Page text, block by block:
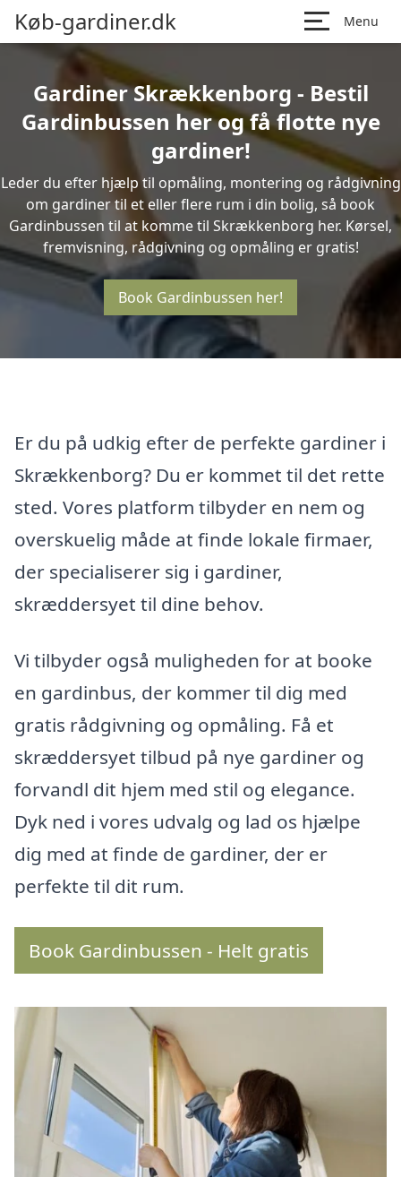
Køb-gardiner.dk Menu
Gardiner Skrækkenborg - Bestil
Gardinbussen her og få flotte nye
gardiner!
Leder du efter hjælp til opmåling, montering og rådgivning
om gardiner til et eller flere rum i din bolig, så book
Gardinbussen til at komme til Skrækkenborg her. Kørsel,
fremvisning, rådgivning og opmåling er gratis!
Book Gardinbussen her!
Er du på udkig efter de perfekte gardiner i
Skrækkenborg? Du er kommet til det rette
sted. Vores platform tilbyder en nem og
overskuelig måde at finde lokale firmaer,
der specialiserer sig i gardiner,
skræddersyet til dine behov.
Vi tilbyder også muligheden for at booke
en gardinbus, der kommer til dig med
gratis rådgivning og opmåling. Få et
skræddersyet tilbud på nye gardiner og
forvandl dit hjem med stil og elegance.
Dyk ned i vores udvalg og lad os hjælpe
dig med at finde de gardiner, der er
perfekte til dit rum.
Book Gardinbussen - Helt gratis